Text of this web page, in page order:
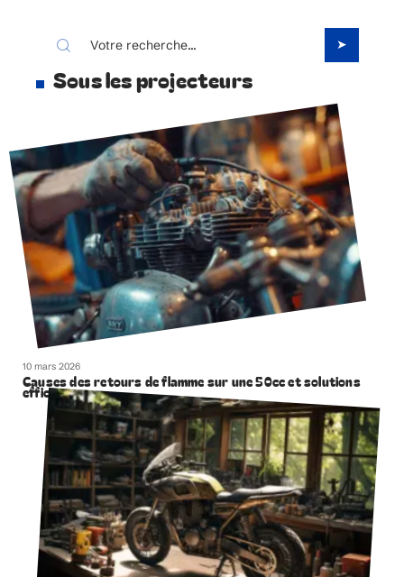
Sous les projecteurs
10 mars 2026
Causes des retours de flamme sur une 50cc et solutions
efficaces